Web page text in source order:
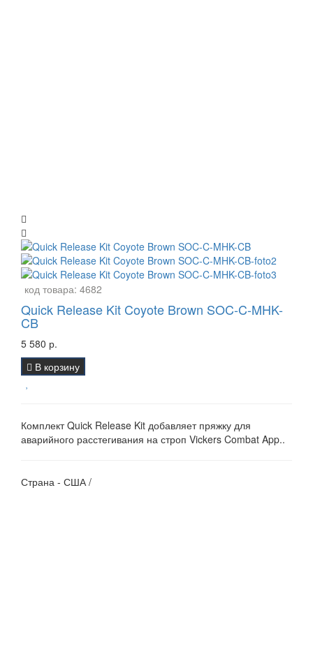
код товара: 4682
Quick Release Kit Coyote Brown SOC-C-MHK-
CB
5 580 р.
В корзину
Комплект Quick Release Kit добавляет пряжку для
аварийного расстегивания на строп Vickers Combat App..
Страна - США /